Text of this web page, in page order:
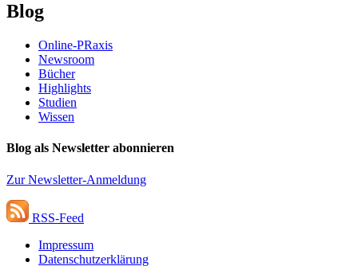
Blog
Online-PRaxis
Newsroom
Bücher
Highlights
Studien
Wissen
Blog als Newsletter abonnieren
Zur Newsletter-Anmeldung
RSS-Feed
Impressum
Datenschutzerklärung